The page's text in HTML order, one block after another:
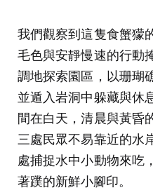
我們觀察到這隻食蟹獴
毛色與安靜慢速的行動
調地探索園區，以珊瑚
並遁入岩洞中躲藏與休
間在白天，清晨與黃昏
三處民眾不易靠近的水
處捕捉水中小動物來吃
著蹼的新鮮小腳印。